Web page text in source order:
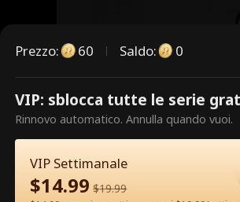
Questi sono episodi a
Sblocca per
Prezzo: 60 Saldo: 0
VIP: sblocca tutte le serie
Rinnovo automatico. Annulla quando vuoi.
VIP Settimanale
$14.99 $19.99